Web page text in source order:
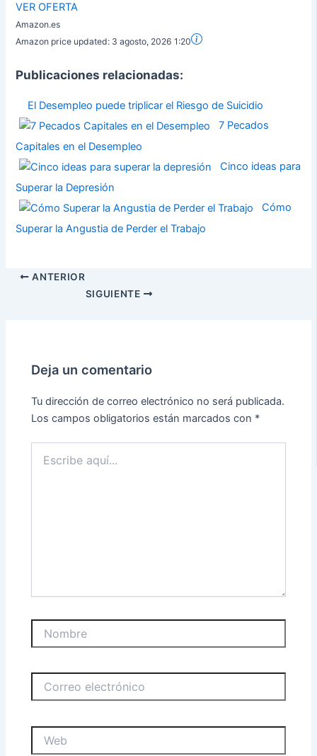
VER OFERTA
Amazon.es
Amazon price updated: 3 agosto, 2026 1:20
Publicaciones relacionadas:
El Desempleo puede triplicar el Riesgo de Suicidio
7 Pecados
Capitales en el Desempleo
Cinco ideas para
Superar la Depresión
Cómo
Superar la Angustia de Perder el Trabajo
ANTERIOR
SIGUIENTE
Deja un comentario
Tu dirección de correo electrónico no será publicada.
Los campos obligatorios están marcados con *
aquí...
electrónico